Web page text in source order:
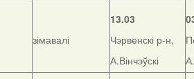
зімавалі
13.03
Чэрвенскі р-н,
А.Вінчэўскі